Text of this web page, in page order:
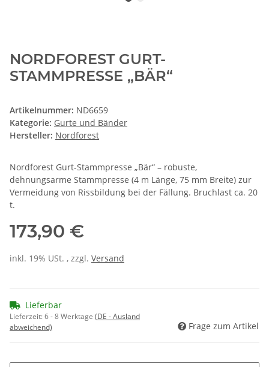
NORDFOREST GURT-
STAMMPRESSE „BÄR“
Artikelnummer: ND6659
Kategorie: Gurte und Bänder
Hersteller: Nordforest
Nordforest Gurt-Stammpresse „Bär“ – robuste,
dehnungsarme Stammpresse (4 m Länge, 75 mm Breite) zur
Vermeidung von Rissbildung bei der Fällung. Bruchlast ca. 20
t.
173,90 €
inkl. 19% USt. , zzgl. Versand
Lieferbar
Lieferzeit:6 - 8 Werktage (DE - Ausland
abweichend)
Frage zum Artikel